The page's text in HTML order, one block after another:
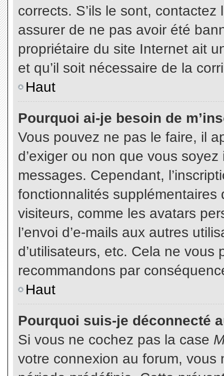
corrects. S’ils le sont,
assurer de ne pas avoir été
propriétaire du site Internet ait
et qu’il soit nécessaire de la
Haut
Pourquoi ai-je besoin de
Vous pouvez ne pas le faire, il
d’exiger ou non que vous
messages. Cependant,
fonctionnalités
visiteurs, comme les avatars
l’envoi d’e-mails aux autres
d’utilisateurs, etc. Cela ne vous
recommandons par
Haut
Pourquoi suis-je déconnecté
Si vous ne cochez pas la case
votre connexion au forum,